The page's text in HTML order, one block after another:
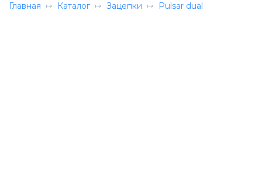
Главная Каталог Зацепки Pulsar dual